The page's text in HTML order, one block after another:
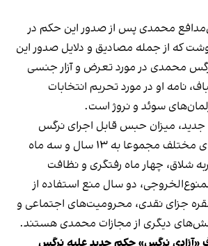
محمدی پس از صدور این حکم در
که از جمله مصادیق و دلایل صدور این
محمدی در مورد تعرض و آزار جنسی
نامه او در مورد تحریم انتخابات
سوئد و نروژ است.
میزان حبس قابل اجرای نرگس
محمدی در پرونده‌های مختلف مجموعا به ۱۳ سال و سه ماه
رسید. ۱۵۴ ضربه شلاق، چهار ماه رفتگری و نظافت
دو سال منع استفاده از
جزای نقدی، محرومیت‌های اجتماعی و
دیگری از مجازات محمدی هستند.